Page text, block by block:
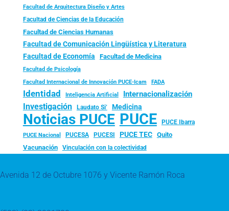
Facultad de Arquitectura Diseño y Artes
Facultad de Ciencias de la Educación
Facultad de Ciencias Humanas
Facultad de Comunicación Lingüística y Literatura
Facultad de Economía Facultad de Medicina
Facultad de Psicología
Facultad Internacional de Innovación PUCE-Icam FADA
Identidad Inteligencia Artificial Internacionalización
Investigación Laudato Si’ Medicina
Noticias PUCE PUCE PUCE Ibarra
PUCE Nacional PUCESA PUCESI PUCE TEC
Quito
Vacunación
Vinculación con la colectividad
Avenida 12 de Octubre 1076 y Vicente Ramón Roca